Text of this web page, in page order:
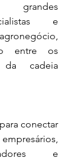
e
entre os
da cadeia
conectar
e